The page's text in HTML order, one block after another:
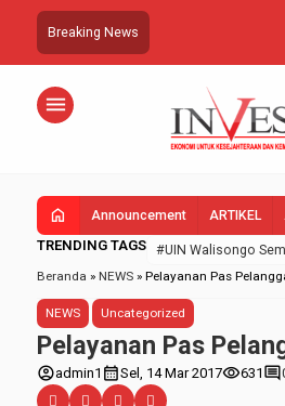
Breaking News
menu
home Announcement ARTIKEL
TRENDING TAGS #UIN Walisongo
Beranda » NEWS » Pelayanan Pas
NEWS Uncategorized
Pelayanan Pas
account_circleadmin1 calendar_monthSel, 14 Mar 2017visibility631 comment